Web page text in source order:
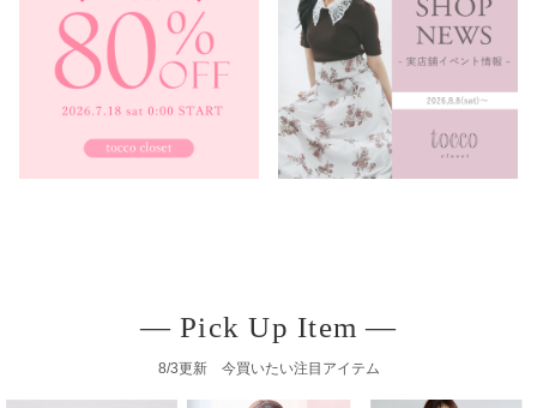
― Pick Up Item ―
8/3更新 今買いたい注目アイテム